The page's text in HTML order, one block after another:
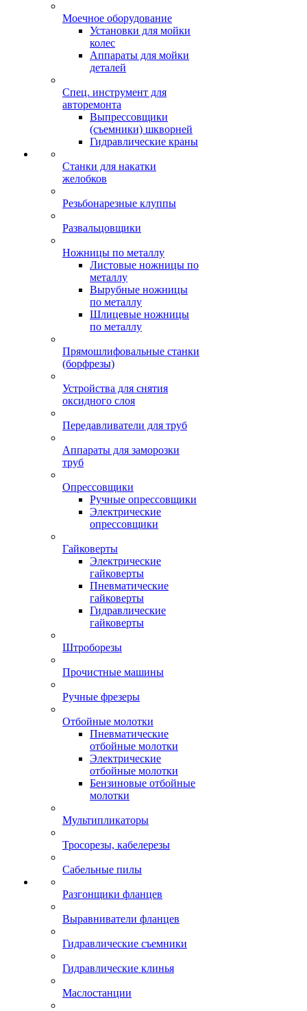
Моечное оборудование
Установки для мойки
колес
Аппараты для мойки
деталей
Спец. инструмент для
авторемонта
Выпрессовщики
(съемники) шкворней
Гидравлические краны
Станки для накатки
желобков
Резьбонарезные клуппы
Развальцовщики
Ножницы по металлу
Листовые ножницы по
металлу
Вырубные ножницы
по металлу
Шлицевые ножницы
по металлу
Прямошлифовальные станки
(борфрезы)
Устройства для снятия
оксидного слоя
Передавливатели для труб
Аппараты для заморозки
труб
Опрессовщики
Ручные опрессовщики
Электрические
опрессовщики
Гайковерты
Электрические
гайковерты
Пневматические
гайковерты
Гидравлические
гайковерты
Штроборезы
Прочистные машины
Ручные фрезеры
Отбойные молотки
Пневматические
отбойные молотки
Электрические
отбойные молотки
Бензиновые отбойные
молотки
Мультипликаторы
Тросорезы, кабелерезы
Сабельные пилы
Разгонщики фланцев
Выравниватели фланцев
Гидравлические съемники
Гидравлические клинья
Маслостанции